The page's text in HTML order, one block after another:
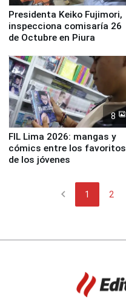
Presidenta Keiko Fujimori,
inspecciona comisaría 26
de Octubre en Piura
8
FIL Lima 2026: mangas y
cómics entre los favoritos
de los jóvenes
chevron_left 1 2